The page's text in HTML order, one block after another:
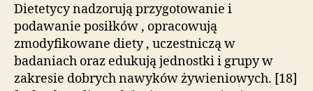
Dietetycy nadzorują przygotowanie i
podawanie posiłków , opracowują
zmodyfikowane diety , uczestniczą w
badaniach oraz edukują jednostki i grupy w
zakresie dobrych nawyków żywieniowych. [18]